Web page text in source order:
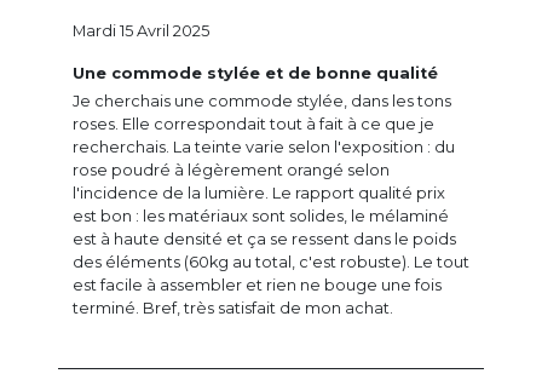
Une commode stylée et de bonne qualité
Je cherchais une commode stylée, dans les tons
roses. Elle correspondait tout à fait à ce que je
recherchais. La teinte varie selon l'exposition : du
rose poudré à légèrement orangé selon
l'incidence de la lumière. Le rapport qualité prix
est bon : les matériaux sont solides, le mélaminé
est à haute densité et ça se ressent dans le poids
des éléments (60kg au total, c'est robuste). Le tout
est facile à assembler et rien ne bouge une fois
terminé. Bref, très satisfait de mon achat.
Mardi 15 Avril 2025